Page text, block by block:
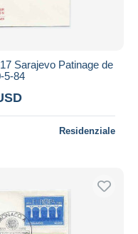
Sarajevo Patinage de
5-84
Residenziale